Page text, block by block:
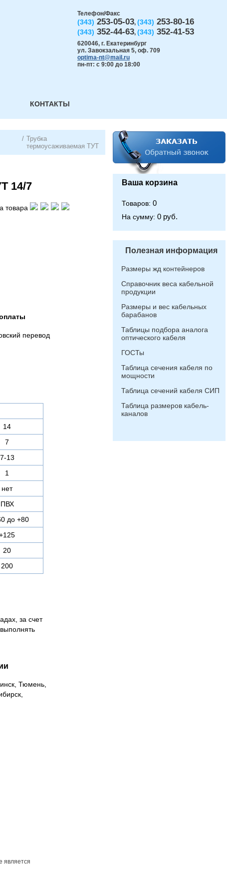
Телефон/Факс
(343) 253-05-03, (343) 253-80-16
(343) 352-44-63, (343) 352-41-53
620046, г. Екатеринбург
ул. Завокзальная 5, оф. 709
optima-nt@mail.ru
пн-пт: с 9:00 до 18:00
КОНТАКТЫ
/ Трубка
термоусаживаемая ТУТ
14/7
товара
перевод
14
7
7-13
1
нет
ПВХ
до +80
20
200
за счет
Тюмень,
Ваша корзина
Товаров: 0
На сумму: 0 руб.
Полезная информация
Размеры жд контейнеров
Справочник веса кабельной
продукции
Размеры и вес кабельных
барабанов
Таблицы подбора аналога
оптического кабеля
ГОСТы
Таблица сечения кабеля по
мощности
Таблица сечений кабеля СИП
Таблица размеров кабель-
каналов
является